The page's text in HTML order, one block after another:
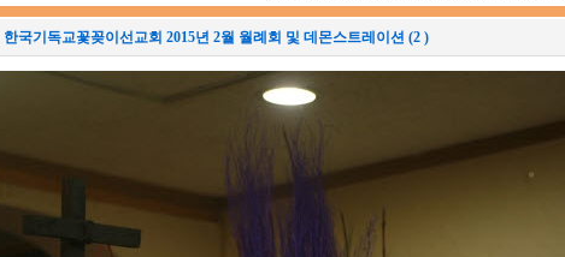
한국기독교꽃꽂이선교회 2015년 2월 월례회 및 데몬스트레이션 (2 )